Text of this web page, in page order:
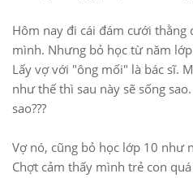
Hôm nay đi cái đám cưới thằng
mình. Nhưng bỏ học từ năm
Lấy vợ với "ông mối" là bác sĩ.
như thế thì sau này sẽ sống
sao???
Vợ nó, cũng bỏ học lớp 10 như
Chợt cảm thấy mình trẻ con